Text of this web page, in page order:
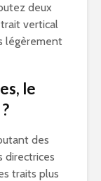
deux
vertical
légèrement
le
des
directrices
traits plus